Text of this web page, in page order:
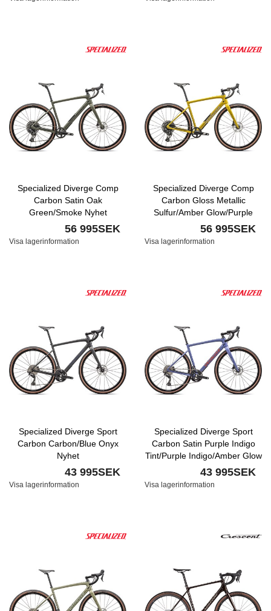
Specialized Diverge Comp
Carbon Satin Oak
Green/Smoke Nyhet
56 995SEK
Visa lagerinformation
Specialized Diverge Comp
Carbon Gloss Metallic
Sulfur/Amber Glow/Purple
Haze/Metallic Obsidian Nyhet
56 995SEK
Visa lagerinformation
Specialized Diverge Sport
Carbon Carbon/Blue Onyx
Nyhet
43 995SEK
Visa lagerinformation
Specialized Diverge Sport
Carbon Satin Purple Indigo
Tint/Purple Indigo/Amber Glow
Nyhet
43 995SEK
Visa lagerinformation